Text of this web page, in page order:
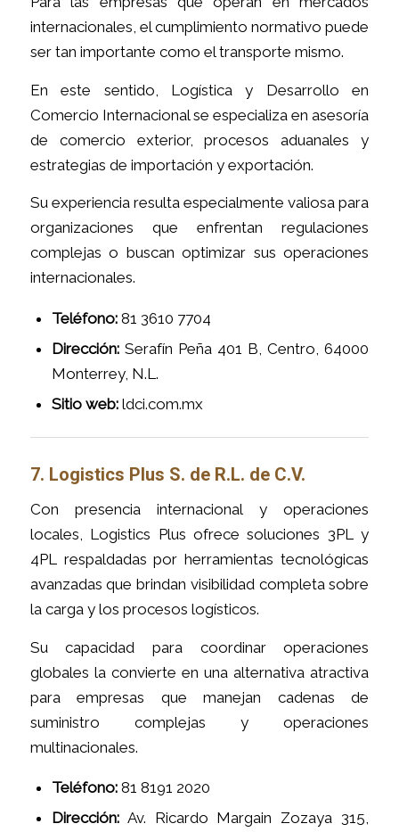
internacionales, el cumplimiento normativo puede
ser tan importante como el transporte mismo.
En este sentido, Logística y Desarrollo en
Comercio Internacional se especializa en asesoría
de comercio exterior, procesos aduanales y
estrategias de importación y exportación.
Su experiencia resulta especialmente valiosa para
organizaciones que enfrentan regulaciones
complejas o buscan optimizar sus operaciones
internacionales.
Teléfono:81 3610 7704
Dirección:Serafín Peña 401 B, Centro, 64000
Monterrey, N.L.
Sitio web:ldci.com.mx
7. Logistics Plus S. de R.L. de C.V.
Con presencia internacional y operaciones
locales, Logistics Plus ofrece soluciones 3PL y
4PL respaldadas por herramientas tecnológicas
avanzadas que brindan visibilidad completa sobre
la carga y los procesos logísticos.
Su capacidad para coordinar operaciones
globales la convierte en una alternativa atractiva
para empresas que manejan cadenas de
suministro complejas y operaciones
multinacionales.
Teléfono:81 8191 2020
Dirección:Av. Ricardo Margain Zozaya 315,